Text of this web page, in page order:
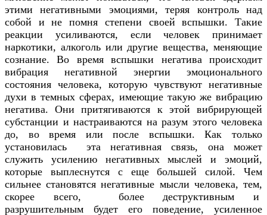
этими негативными эмоциями, теряя контроль над
собой и не помня степени своей вспышки. Такие
реакции усиливаются, если человек принимает
наркотики, алкоголь или другие вещества, меняющие
сознание. Во время вспышки негатива происходит
вибрация негативной энергии эмоционального
состояния человека, которую чувствуют негативные
духи в темных сферах, имеющие такую же вибрацию
негатива. Они притягиваются к этой вибрирующей
субстанции и настраиваются на разум этого человека
до, во время или после вспышки. Как только
установилась эта негативная связь, она может
служить усилению негативных мыслей и эмоций,
которые выплеснутся с еще большей силой. Чем
сильнее становятся негативные мысли человека, тем,
скорее всего, более деструктивным и
разрушительным будет его поведение, усиленное